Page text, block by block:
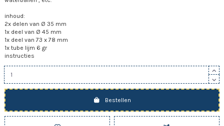
inhoud:
2x delen van Ø 35 mm
1x deel van Ø 45 mm
1x deel van 73 x 78 mm
1x tube lijm 6 gr
instructies
Bestellen